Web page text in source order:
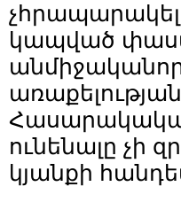
կապված
ունենալը չի
կյանքի